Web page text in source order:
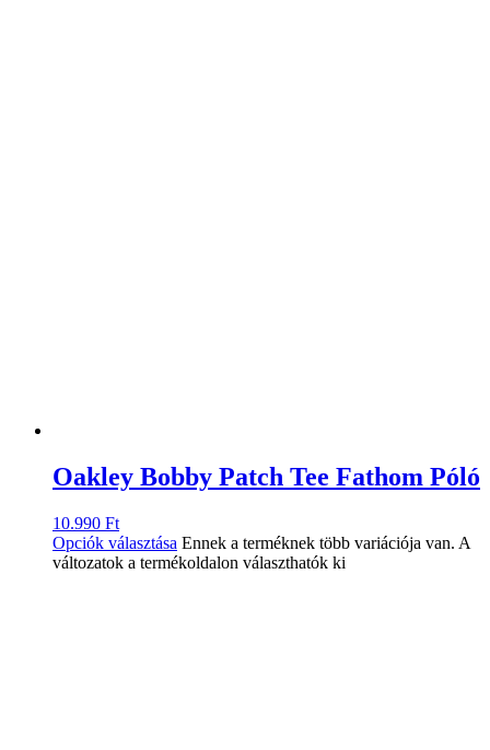
Oakley Bobby Patch Tee Fathom Póló
10.990 Ft
Opciók választása Ennek a terméknek több variációja van. A
változatok a termékoldalon választhatók ki